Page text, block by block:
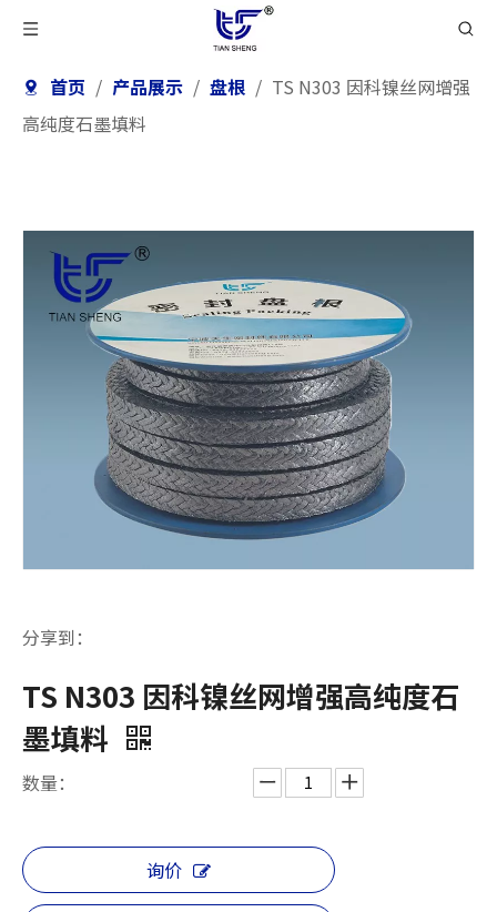
首页 / 产品展示 / 盘根 / TS N303 因科镍丝网增强
高纯度石墨填料
分享到：
TS N303 因科镍丝网增强高纯度石
墨填料
数量：
询价